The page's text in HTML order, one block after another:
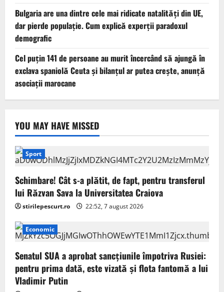
Bulgaria are una dintre cele mai ridicate natalități din UE,
dar pierde populație. Cum explică experții paradoxul
demografic
Cel puţin 141 de persoane au murit încercând să ajungă în
exclava spaniolă Ceuta şi bilanţul ar putea creşte, anunță
asociații marocane
YOU MAY HAVE MISSED
Sport
Schimbare! Cât s-a plătit, de fapt, pentru transferul
lui Răzvan Sava la Universitatea Craiova
stirilepescurt.ro 22:52, 7 august 2026
Economic
Senatul SUA a aprobat sancțiunile împotriva Rusiei:
pentru prima dată, este vizată și flota fantomă a lui
Vladimir Putin